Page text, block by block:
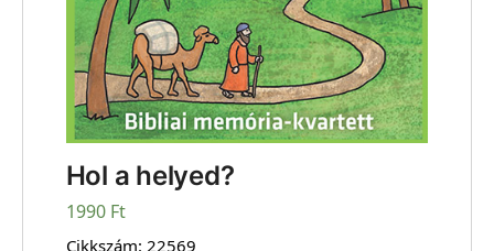
Hol a helyed?
1990 Ft
Cikkszám: 22569